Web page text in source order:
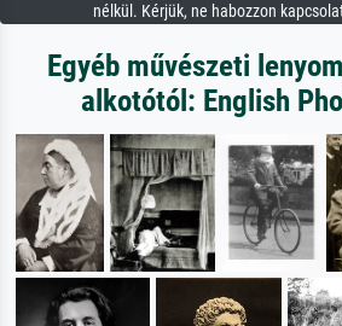
nélkül. Kérjük, ne habozzon
Egyéb művészeti
alkotótól: English